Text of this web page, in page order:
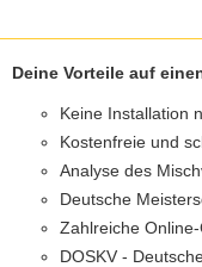
Deine Vorteile auf
Keine Installation
Kostenfreie und
Analyse des
Deutsche
Zahlreiche
DOSKV -